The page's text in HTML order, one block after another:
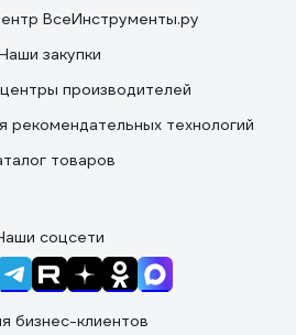
ВсеИнструменты.ру
закупки
производителей
рекомендательных технологий
товаров
соцсети
бизнес-клиентов